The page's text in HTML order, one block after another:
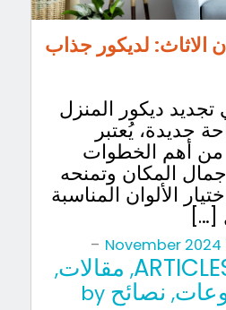
الاثاث: لديكور جذاب
ديكور المنزل
جديدة، يُعتبر
من أهم الخطوات
المكان وتمنحه
الألوان المناسبة
[…]
-
, مقالات,
, نصائح by